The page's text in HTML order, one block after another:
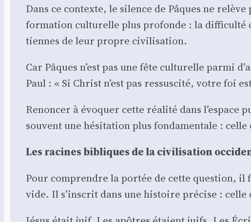
Dans ce contexte, le silence de Pâques ne
for­ma­tion cultu­relle plus pro­fonde : la
tiennes de leur propre civi­li­sa­tion.
Car Pâques n’est pas une fête cultu­relle par­mi
Paul : « Si Christ n’est pas res­sus­ci­té, votre foi
Renon­cer à évo­quer cette réa­li­té dans
sou­vent une hési­ta­tion plus fon­da­men­tale :
Les racines bibliques de la civi­li­sa­tion
Pour com­prendre la por­tée de cette ques­tion, il
vide. Il s’inscrit dans une his­toire pré­cise : celle